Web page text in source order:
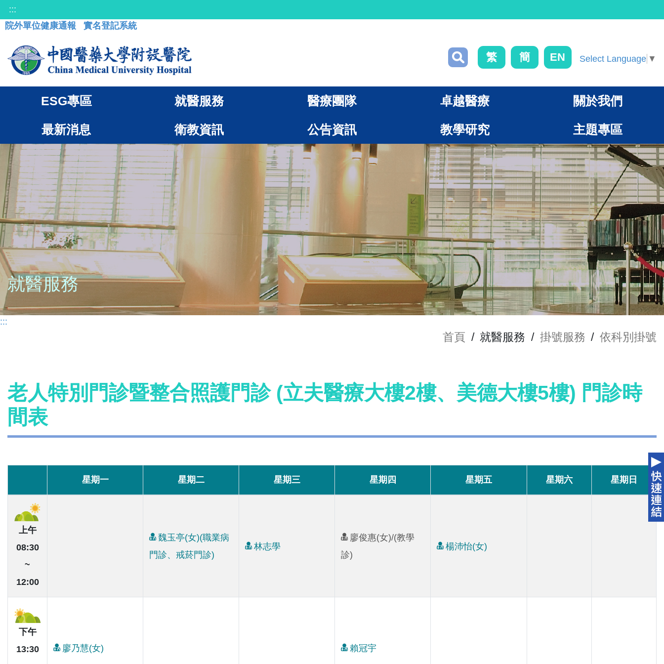
:::
院外單位健康通報
實名登記系統
繁 簡 EN Select Language ▼
ESG專區 就醫服務 醫療團隊 卓越醫療 關於我們
最新消息 衛教資訊 公告資訊 教學研究 主題專區
就醫服務
:::
首頁 / 就醫服務 / 掛號服務 / 依科別掛號
老人特別門診暨整合照護門診 (立夫醫療大樓2樓、美德大樓5樓) 門診時
間表
星期一 星期二 星期三 星期四 星期五 星期六 星期日
上午
08:30
~
12:00
魏玉亭(女)(職業病
門診、戒菸門診)
林志學
廖俊惠(女)/(教學
診)
楊沛怡(女)
下午
13:30
廖乃慧(女) 賴冠宇